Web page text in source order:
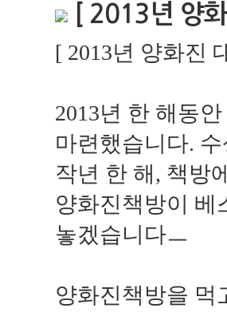
[ 2013년 양
[ 2013년 양화진
2013년 한 해동
마련했습니다.
작년 한 해, 책방
양화진책방이 베
놓겠습니다ㅡ
양화진책방을 먹